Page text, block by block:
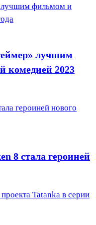
лучшим фильмом и
лучшим
комедией 2023
героиней нового
8 стала героиней
Tatanka в серии